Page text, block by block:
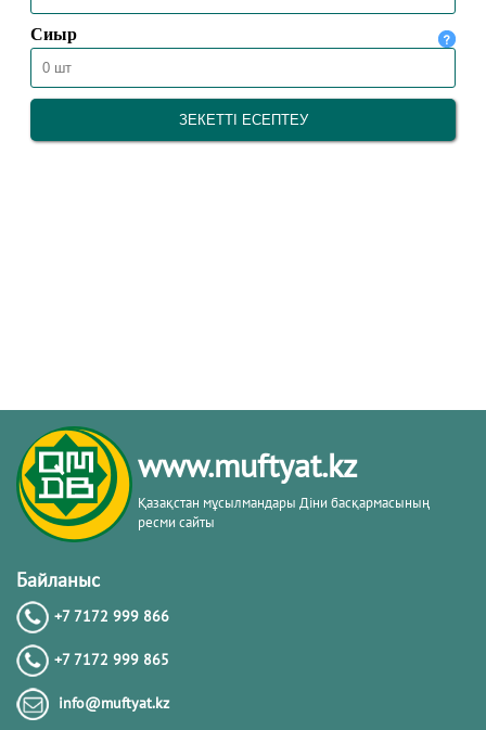
www.muftyat.kz
Қазақстан мұсылмандары Діни басқармасының
ресми сайты
Байланыс
+7 7172 999 866
+7 7172 999 865
info@muftyat.kz